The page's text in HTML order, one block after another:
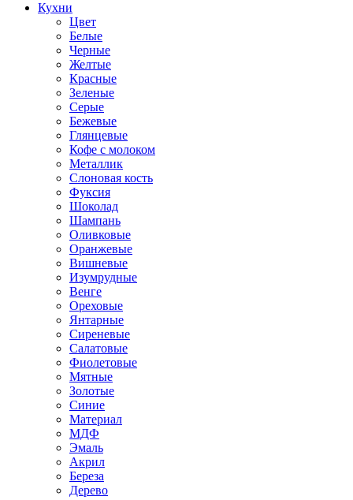
Кухни
Цвет
Белые
Черные
Желтые
Красные
Зеленые
Серые
Бежевые
Глянцевые
Кофе с молоком
Металлик
Слоновая кость
Фуксия
Шоколад
Шампань
Оливковые
Оранжевые
Вишневые
Изумрудные
Венге
Ореховые
Янтарные
Сиреневые
Салатовые
Фиолетовые
Мятные
Золотые
Синие
Материал
МДФ
Эмаль
Акрил
Береза
Дерево